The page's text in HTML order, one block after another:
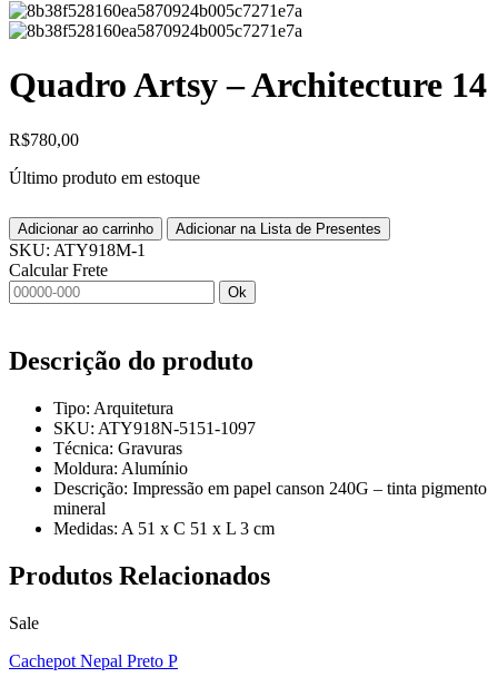
Quadro Artsy – Architecture 14
R$780,00
Último produto em estoque
Adicionar ao carrinho Adicionar na Lista de Presentes
SKU: ATY918M-1
Calcular Frete
Ok
Descrição do produto
Tipo: Arquitetura
SKU: ATY918N-5151-1097
Técnica: Gravuras
Moldura: Alumínio
Descrição: Impressão em papel canson 240G – tinta pigmento
mineral
Medidas: A 51 x C 51 x L 3 cm
Produtos Relacionados
Sale
Cachepot Nepal Preto P